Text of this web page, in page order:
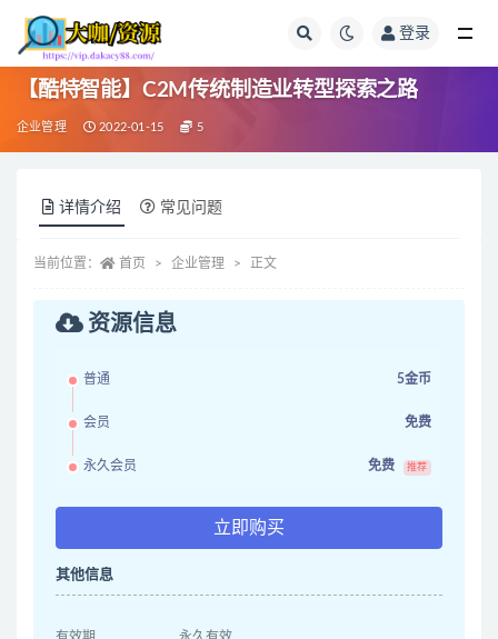
登录
【酷特智能】C2M传统制造业转型探索之路
企业管理 2022-01-15 5
详情介绍 常见问题
当前位置： 首页 企业管理 正文
资源信息
普通 5金币
会员 免费
永久会员 免费 推荐
立即购买
其他信息
全部